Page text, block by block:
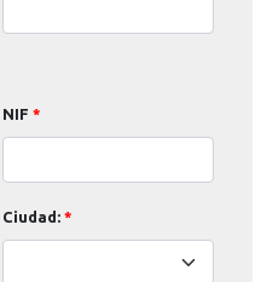
NIF
Ciudad: